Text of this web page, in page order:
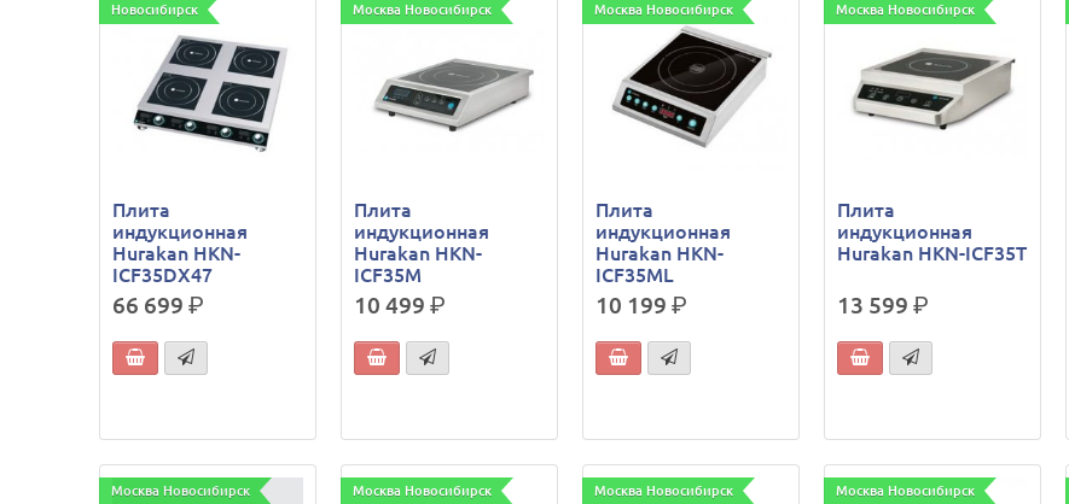
Новосибирск
Плита
индукционная
Hurakan HKN-
ICF35DX47
66 699р.
Москва Новосибирск
Плита
индукционная
Hurakan HKN-
ICF35M
10 499р.
Москва Новосибирск
Плита
индукционная
Hurakan HKN-
ICF35ML
10 199р.
Москва Новосибирск
Плита
индукционная
Hurakan HKN-ICF35T
13 599 р.
Москва Новосибирск Москва Новосибирск Москва Новосибирск Москва Новосибирск